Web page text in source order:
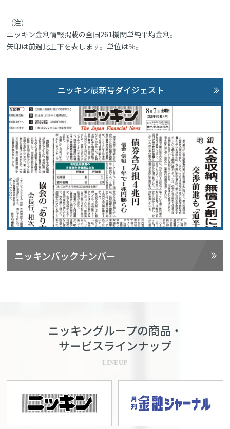
（注）
ニッキン金利情報掲載の全国261機関単純平均金利。
矢印は前週比上下を表します。単位は％。
ニッキン最新号ダイジェスト
ニッキンバックナンバー
ニッキングループの商品・
サービスラインナップ
LINEUP